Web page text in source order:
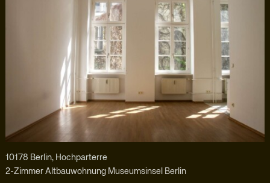
10178 Berlin, Hochparterre
2-Zimmer Altbauwohnung Museumsinsel Berlin